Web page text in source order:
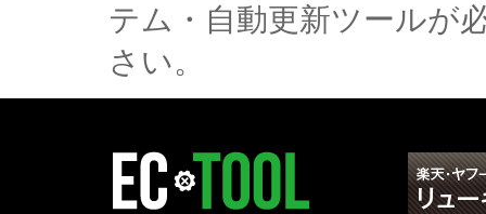
テム・自動更新ツールが
さい。